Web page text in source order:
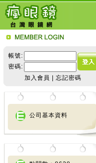
帳號:
密碼:
加入會員
忘記密碼
公司基本資料